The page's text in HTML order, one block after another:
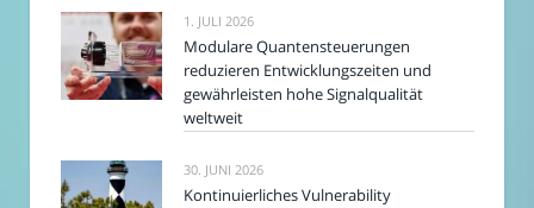
1. JULI 2026
Modulare Quantensteuerungen
reduzieren Entwicklungszeiten und
gewährleisten hohe Signalqualität
weltweit
30. JUNI 2026
Kontinuierliches Vulnerability